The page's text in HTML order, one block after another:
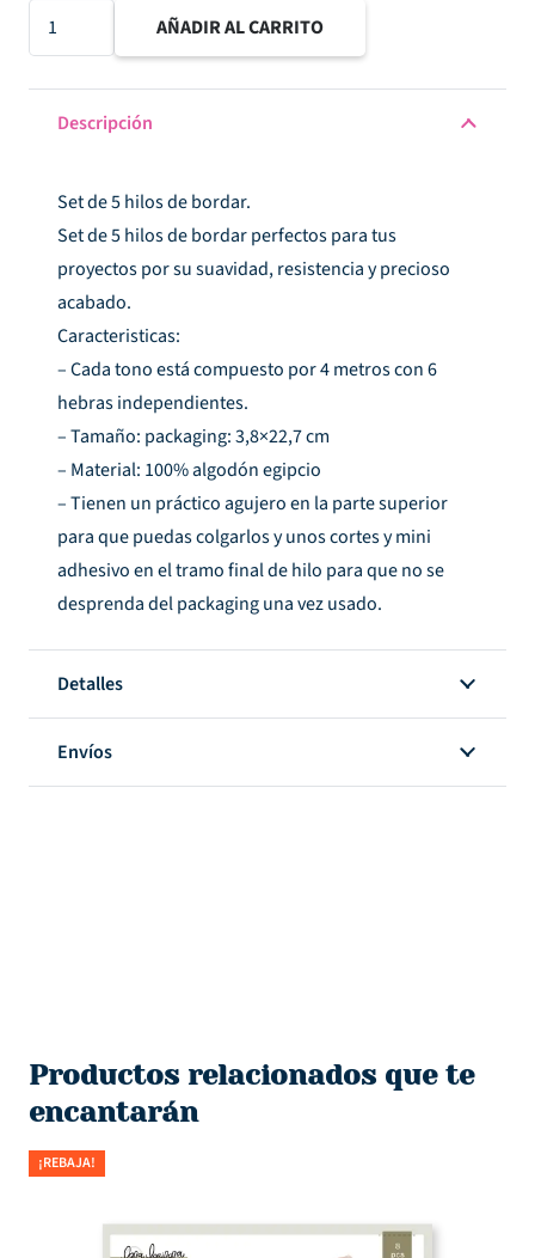
Set
de
grisáceo
cantidad
AÑADIR AL CARRITO
Descripción
Set de 5 hilos de bordar.
Set de 5 hilos de bordar perfectos para tus
proyectos por su suavidad, resistencia y precioso
acabado.
Caracteristicas:
– Cada tono está compuesto por 4 metros con 6
hebras independientes.
– Tamaño: packaging: 3,8×22,7 cm
– Material: 100% algodón egipcio
– Tienen un práctico agujero en la parte superior
para que puedas colgarlos y unos cortes y mini
adhesivo en el tramo final de hilo para que no se
desprenda del packaging una vez usado.
Detalles
Envíos
Productos relacionados que te
encantarán
¡REBAJA!